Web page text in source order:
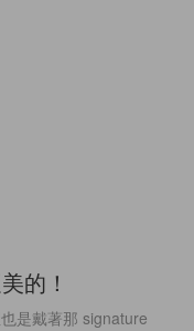
的！
是戴著那 signature